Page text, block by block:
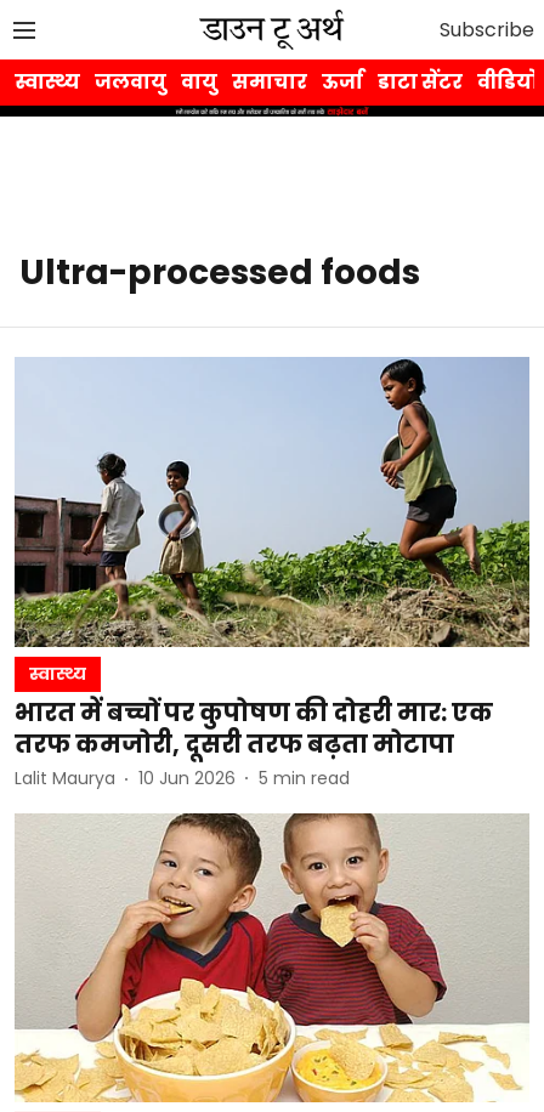
Subscribe
स्वास्थ्य जलवायु वायु समाचार ऊर्जा डाटा सेंटर वीडियो
Ultra-processed foods
स्वास्थ्य
भारत में बच्चों पर कुपोषण की दोहरी मार: एक
तरफ कमजोरी, दूसरी तरफ बढ़ता मोटापा
Lalit Maurya 10 Jun 2026 5 min read